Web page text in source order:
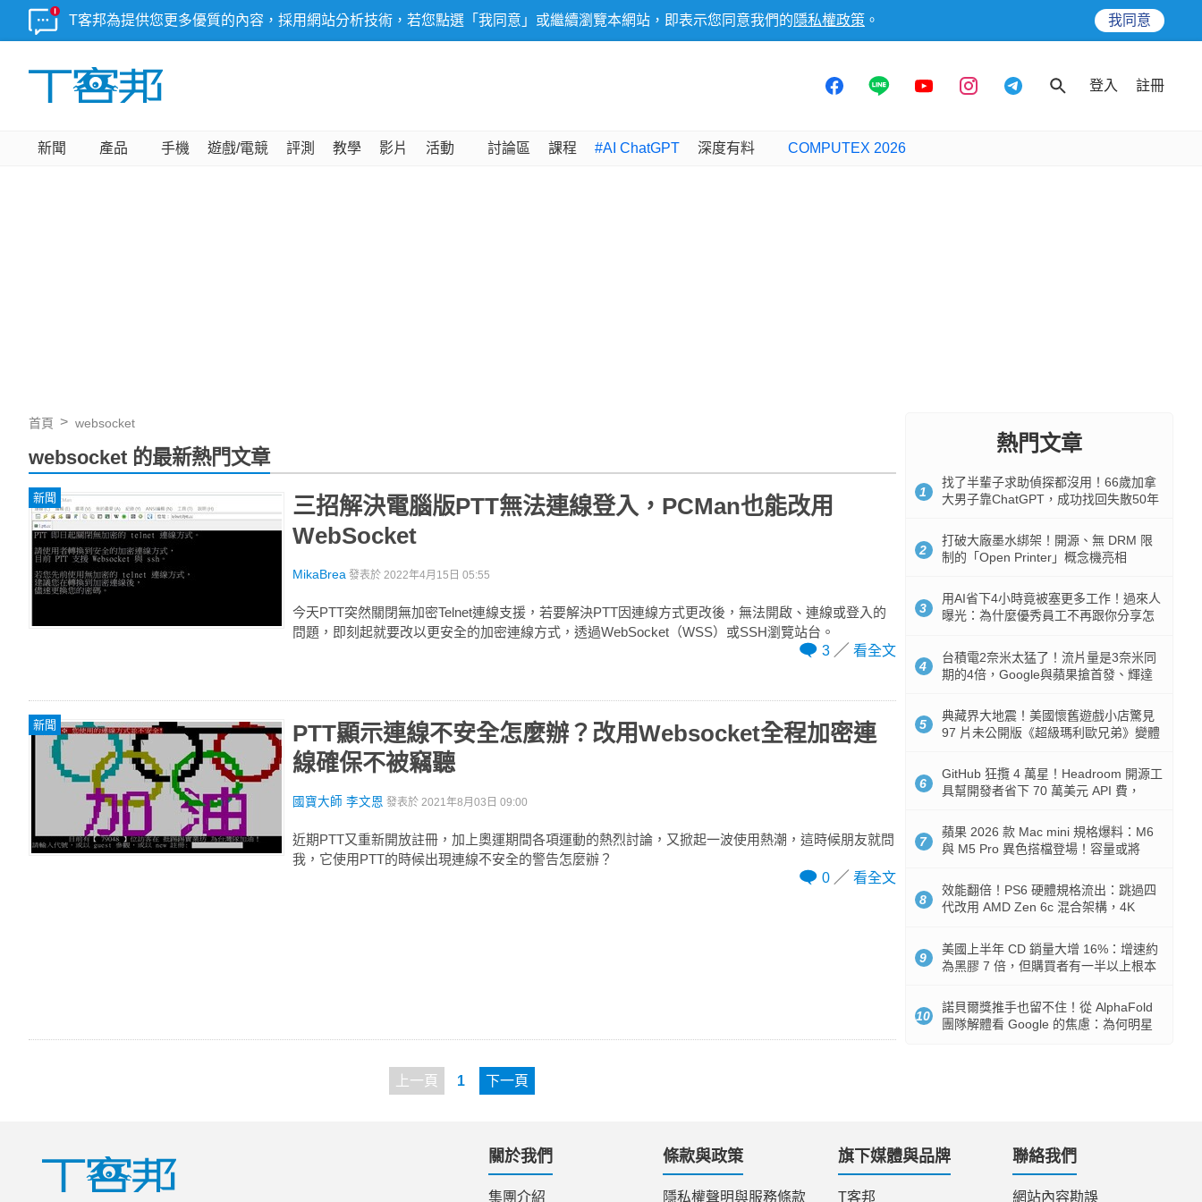
T客邦為提供您更多優質的內容，採用網站分析技術，若您點選「我同意」或繼續瀏覽本網站，即表示您同意我們的 隱私權政策 。 我同意
登入 註冊
新聞 產品 手機 遊戲/電競 評測 教學 影片 活動 討論區 課程 #AI ChatGPT 深度有料 COMPUTEX 2026
首頁 websocket
websocket 的最新熱門文章
新聞
三招解決電腦版PTT無法連線登入，PCMan也能改用
WebSocket
MikaBrea 發表於 2022年4月15日 05:55
今天PTT突然關閉無加密Telnet連線支援，若要解決PTT因連線方式更改後，無法開啟、連線或登入的
問題，即刻起就要改以更安全的加密連線方式，透過WebSocket（WSS）或SSH瀏覽站台。
3
看全文
新聞
PTT顯示連線不安全怎麼辦？改用Websocket全程加密連
線確保不被竊聽
國寶大師 李文恩 發表於 2021年8月03日 09:00
近期PTT又重新開放註冊，加上奧運期間各項運動的熱烈討論，又掀起一波使用熱潮，這時候朋友就問
我，它使用PTT的時候出現連線不安全的警告怎麼辦？
0
看全文
上一頁 1 下一頁
熱門文章
1
找了半輩子求助偵探都沒用！66歲加拿
大男子靠ChatGPT，成功找回失散50年
2
打破大廠墨水綁架！開源、無 DRM 限
制的「Open Printer」概念機亮相
3
用AI省下4小時竟被塞更多工作！過來人
曝光：為什麼優秀員工不再跟你分享怎
4
台積電2奈米太猛了！流片量是3奈米同
期的4倍，Google與蘋果搶首發、輝達
5
典藏界大地震！美國懷舊遊戲小店驚見
97 片未公開版《超級瑪利歐兄弟》變體
6
GitHub 狂攬 4 萬星！Headroom 開源工
具幫開發者省下 70 萬美元 API 費，
7
蘋果 2026 款 Mac mini 規格爆料：M6
與 M5 Pro 異色搭檔登場！容量或將
8
效能翻倍！PS6 硬體規格流出：跳過四
代改用 AMD Zen 6c 混合架構，4K
9
美國上半年 CD 銷量大增 16%：增速約
為黑膠 7 倍，但購買者有一半以上根本
10
諾貝爾獎推手也留不住！從 AlphaFold
團隊解體看 Google 的焦慮：為何明星
關於我們
集團介紹
條款與政策
隱私權聲明與服務條款
旗下媒體與品牌
T客邦
聯絡我們
網站內容勘誤